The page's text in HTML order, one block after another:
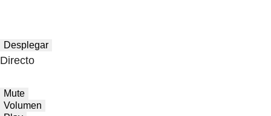
Desplegar
Directo
Mute
Volumen